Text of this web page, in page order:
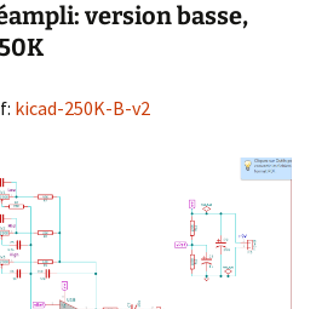
version basse,
kicad-250K-B-v2